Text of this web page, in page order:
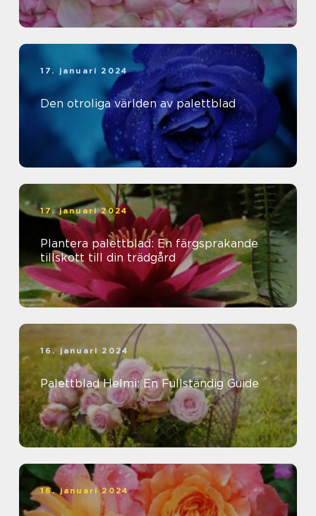
17. januari 2024
Den otroliga världen av palettblad
17. januari 2024
Plantera palettblad: En färgsprakande
tillskott till din trädgård
16. januari 2024
Palettblad Helmi: En Fullständig Guide
16. januari 2024